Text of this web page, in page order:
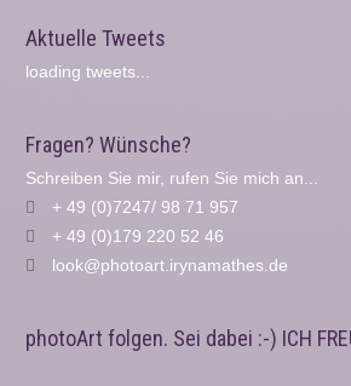
Aktuelle Tweets
loading tweets...
Fragen? Wünsche?
Schreiben Sie mir, rufen Sie mich an...
+ 49 (0)7247/ 98 71 957
+ 49 (0)179 220 52 46
look@photoart.irynamathes.de
photoArt folgen. Sei dabei :-) ICH